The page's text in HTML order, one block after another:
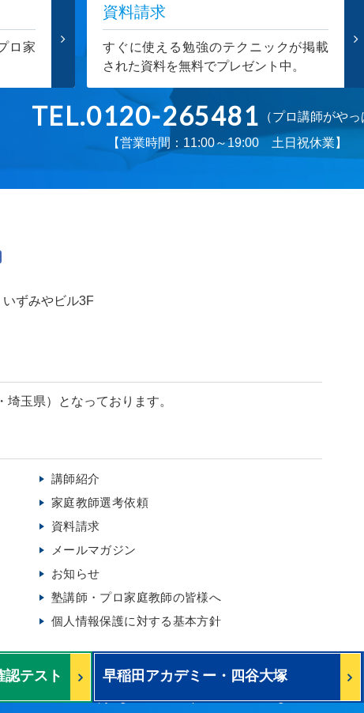
テスト 早稲田アカデミー・四谷大塚
ロ家
資料請求
すぐに使える勉強のテクニックが掲載
された資料を無料でプレゼント中。
TEL.0120-265481 （プロ講師がやっ
【営業時間：11:00～19:00 土日祝休業】
ずみやビル3F
玉県）となっております。
講師紹介
家庭教師選考依頼
資料請求
メールマガジン
お知らせ
塾講師・プロ家庭教師の皆様へ
個人情報保護に対する基本方針